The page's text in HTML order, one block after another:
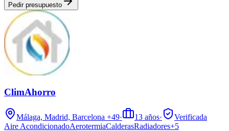
Pedir presupuesto
ClimAhorro
Málaga, Madrid, Barcelona +49· 13 años·
Verificada
Aire AcondicionadoAerotermiaCalderasRadiadores+5